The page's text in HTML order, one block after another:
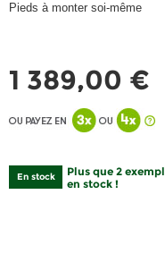
Pieds à monter soi-même
1 389,00 €
En stock
Plus que 2
en stock !